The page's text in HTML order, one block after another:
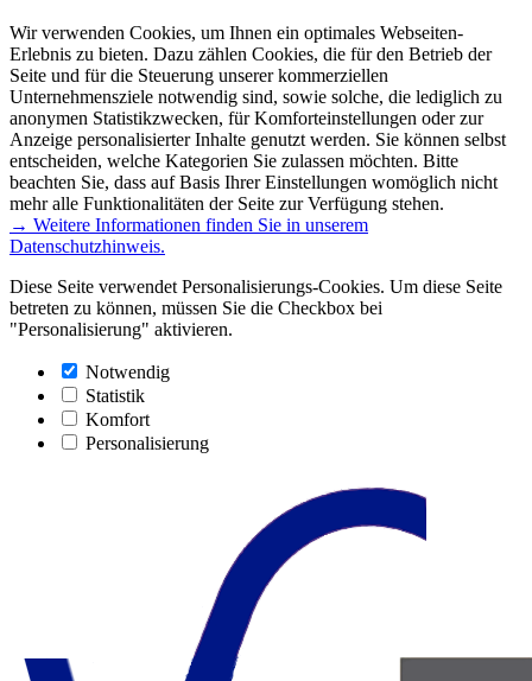
Wir verwenden Cookies, um Ihnen ein optimales Webseiten-
Erlebnis zu bieten. Dazu zählen Cookies, die für den Betrieb der
Seite und für die Steuerung unserer kommerziellen
Unternehmensziele notwendig sind, sowie solche, die lediglich zu
anonymen Statistikzwecken, für Komforteinstellungen oder zur
Anzeige personalisierter Inhalte genutzt werden. Sie können selbst
entscheiden, welche Kategorien Sie zulassen möchten. Bitte
beachten Sie, dass auf Basis Ihrer Einstellungen womöglich nicht
mehr alle Funktionalitäten der Seite zur Verfügung stehen.
→ Weitere Informationen finden Sie in unserem
Datenschutzhinweis.
Diese Seite verwendet Personalisierungs-Cookies. Um diese Seite
betreten zu können, müssen Sie die Checkbox bei
"Personalisierung" aktivieren.
Notwendig
Statistik
Komfort
Personalisierung